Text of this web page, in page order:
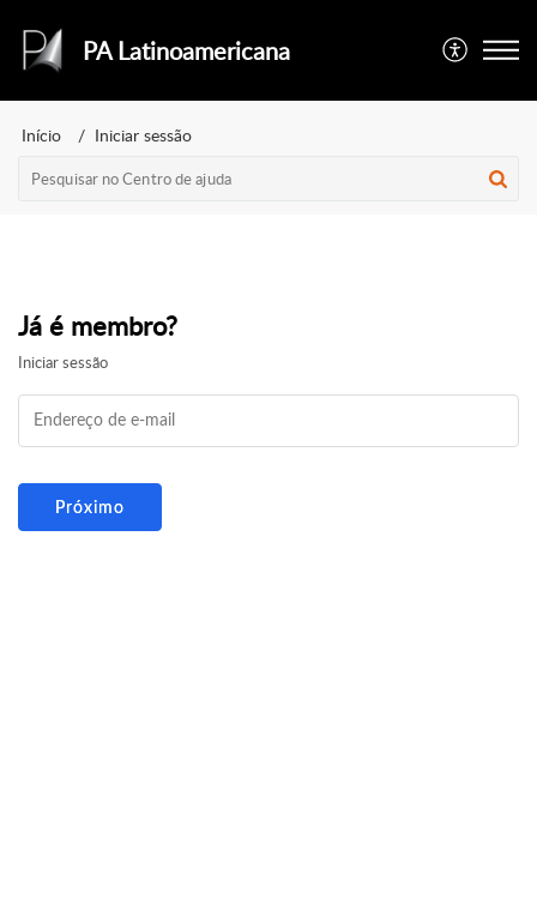
PA Latinoamericana
Início Iniciar sessão
Já é membro?
Iniciar sessão